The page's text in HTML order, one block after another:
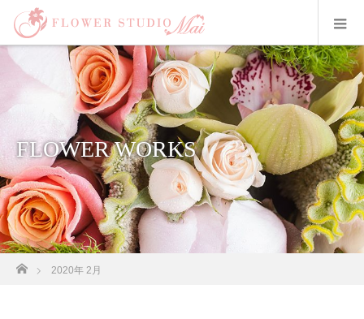
FLOWER WORKS
ホーム
2020年 2月